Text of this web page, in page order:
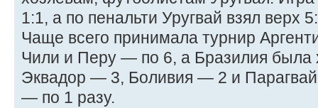
1:1, а по пенальти Уругвай взял верх
Чаще всего принимала турнир
Чили и Перу — по 6, а Бразилия была
Эквадор — 3, Боливия — 2 и
— по 1 разу.